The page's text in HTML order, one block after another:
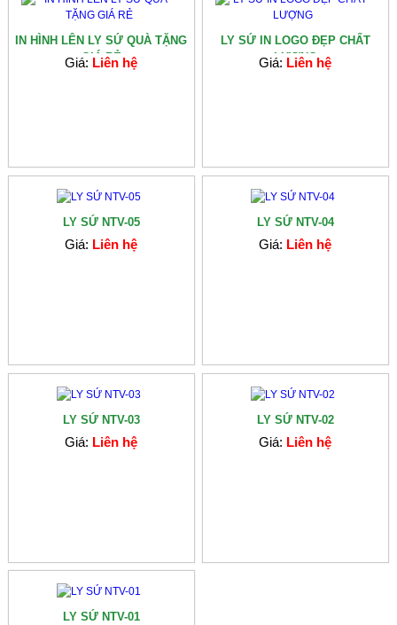
IN HÌNH LÊN LY SỨ QUÀ TẶNG
GIÁ RẺ
Giá: Liên hệ
LY SỨ IN LOGO ĐẸP CHẤT
LƯỢNG
Giá: Liên hệ
LY SỨ NTV-05
Giá: Liên hệ
LY SỨ NTV-04
Giá: Liên hệ
LY SỨ NTV-03
Giá: Liên hệ
LY SỨ NTV-02
Giá: Liên hệ
LY SỨ NTV-01